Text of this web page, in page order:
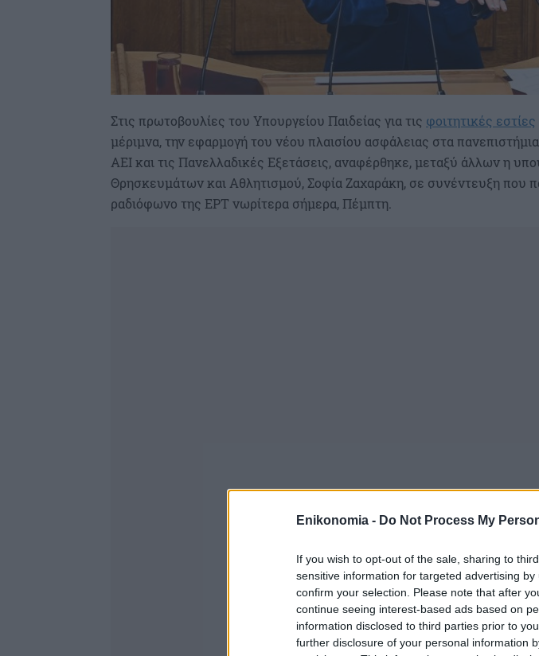
Enikonomia - Do Not Process My
If you wish to opt-out of the sale, sharing to
sensitive information for targeted advertising
confirm your selection. Please note that after
continue seeing interest-based ads based on
information disclosed to third parties prior to
further disclosure of your personal information
Στις πρωτοβουλίες του Υπουργείου Παιδείας για τις φοιτητικές εστίες
μέριμνα, την εφαρμογή του νέου πλαισίου ασφάλειας στα
ΑΕΙ και τις Πανελλαδικές Εξετάσεις, αναφέρθηκε, μεταξύ άλλων η
Θρησκευμάτων και Αθλητισμού, Σοφία Ζαχαράκη, σε συνέντευξη που
ραδιόφωνο της ΕΡΤ νωρίτερα σήμερα, Πέμπτη.